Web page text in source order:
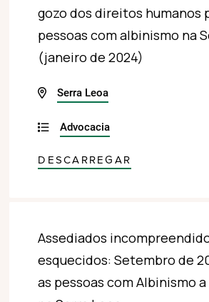
gozo dos direitos humanos
pessoas com albinismo na
(janeiro de 2024)
Serra Leoa
Advocacia
DESCARREGAR
Assediados
esquecidos: Setembro de
as pessoas com Albinismo